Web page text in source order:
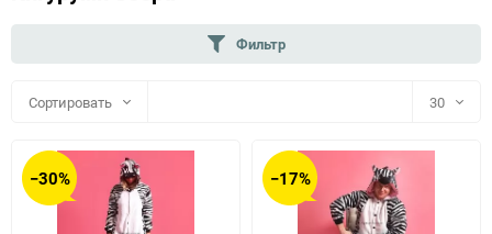
Фильтр
Сортировать 30
−30% −17%